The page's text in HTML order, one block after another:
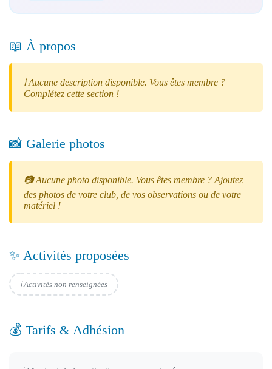
📖 À propos
ℹ️ Aucune description disponible. Vous êtes membre ?
Complétez cette section !
📸 Galerie photos
📷 Aucune photo disponible. Vous êtes membre ? Ajoutez
des photos de votre club, de vos observations ou de votre
matériel !
✨ Activités proposées
ℹ️ Activités non renseignées
💰 Tarifs & Adhésion